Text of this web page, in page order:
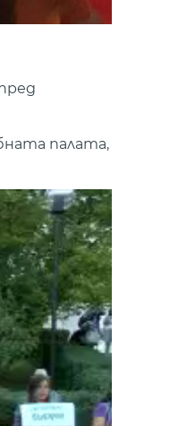
палата,